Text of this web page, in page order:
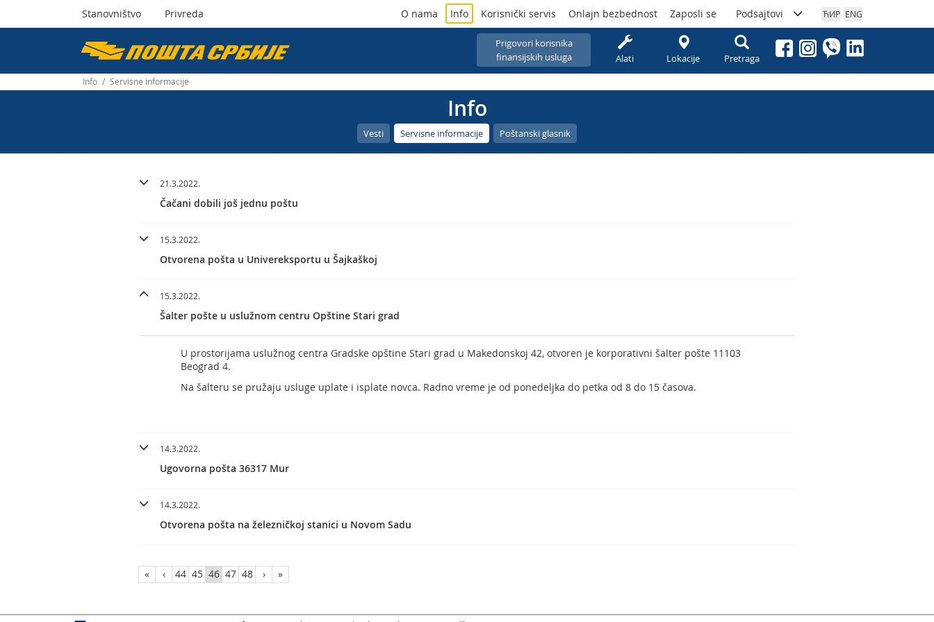
Пошта
Србије
Stanovništvo Privreda
Prigovori korisnika
finansijskih usluga
Alati Lokacije Pretraga
O nama Info Korisnički servis Onlajn bezbednost Zaposli se Podsajtovi ЋИР ENG
Info / Servisne informacije
Info
Vesti Servisne informacije Poštanski glasnik
21.3.2022.
Čačani dobili još jednu poštu
15.3.2022.
Otvorena pošta u Univereksportu u Šajkaškoj
15.3.2022.
Šalter pošte u uslužnom centru Opštine Stari grad
U prostorijama uslužnog centra Gradske opštine Stari grad u Makedonskoj 42, otvoren je korporativni šalter pošte 11103
Beograd 4.
Na šalteru se pružaju usluge uplate i isplate novca. Radno vreme je od ponedeljka do petka od 8 do 15 časova.
14.3.2022.
Ugovorna pošta 36317 Mur
14.3.2022.
Otvorena pošta na železničkoj stanici u Novom Sadu
« ‹ 44 45 46 47 48 › »